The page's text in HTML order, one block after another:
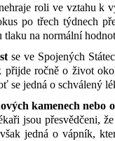
roli ve vztahu k
po třech týdnech
tlaku na normální
se ve Spojených
přijde ročně o život
se jedná o schválený
kamenech nebo
jsou přesvědčeni,
jedná o vápník,